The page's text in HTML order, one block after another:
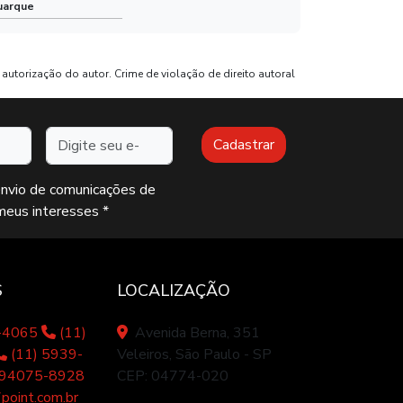
Comprar uniformes profissionais
Camisetas promocionais
Uniformes para restaurante sp
Uniformes para açougueiros
Mascara tecido lavável
Mascara dupla camada
do autor. Crime de violação de direito autoral
Endereço de e-mail
de comunicações de
interesses *
Cadastrar
(11)
(11) 5939-
8928
LOCALIZAÇÃO
Avenida Berna, 351
Veleiros, São Paulo - SP
CEP: 04774-020